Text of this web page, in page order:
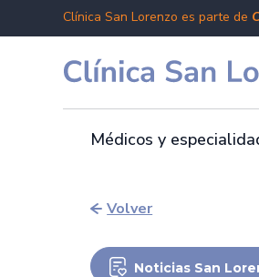
Clínica San Lorenzo es parte de
Médicos y
Volver
Noticias San